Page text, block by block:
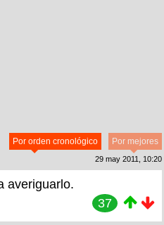
Por mejores
Por orden cronológico
29 may 2011, 10:20
averiguarlo.
37